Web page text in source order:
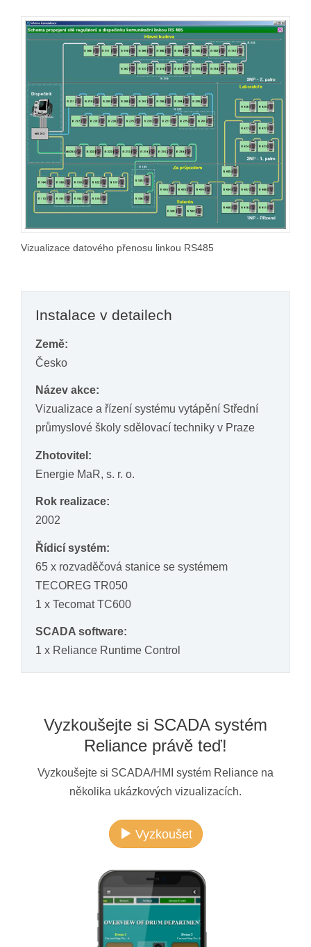
Vizualizace datového přenosu linkou RS485
Instalace v detailech
Země:
Česko
Název akce:
Vizualizace a řízení systému vytápění Střední
průmyslové školy sdělovací techniky v Praze
Zhotovitel:
Energie MaR, s. r. o.
Rok realizace:
2002
Řídicí systém:
65 x rozvaděčová stanice se systémem
TECOREG TR050
1 x Tecomat TC600
SCADA software:
1 x Reliance Runtime Control
Vyzkoušejte si SCADA systém
Reliance právě teď!
Vyzkoušejte si SCADA/HMI systém Reliance na
několika ukázkových vizualizacích.
Vyzkoušet